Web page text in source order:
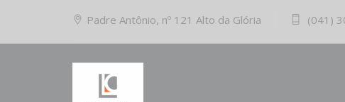
Padre Antônio, nº 121 Alto da Glória (041)